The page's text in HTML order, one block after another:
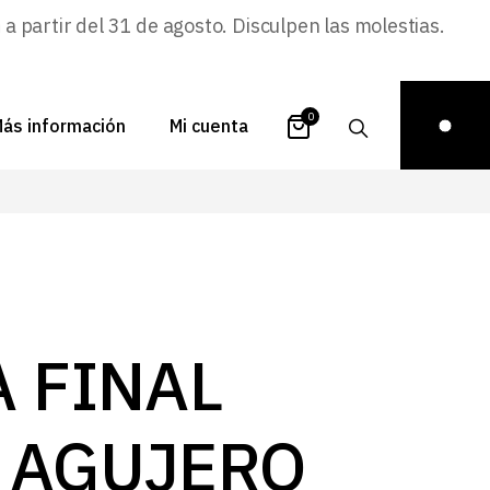
partir del 31 de agosto. Disculpen las molestias.
información
Proyectos
Zona de inspiración
Mi cuenta
contraseña
0
FINAL